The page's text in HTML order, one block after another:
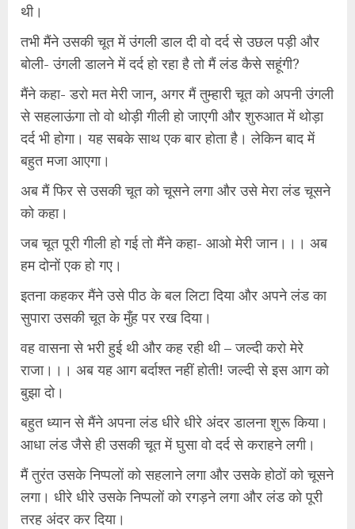
थी।
तभी मैंने उसकी चूत में उंगली डाल दी वो दर्द से उछल पड़ी और
बोली- उंगली डालने में दर्द हो रहा है तो मैं लंड कैसे सहूंगी?
मैंने कहा- डरो मत मेरी जान, अगर मैं तुम्हारी चूत को अपनी उंगली
से सहलाऊंगा तो वो थोड़ी गीली हो जाएगी और शुरुआत में थोड़ा
दर्द भी होगा। यह सबके साथ एक बार होता है। लेकिन बाद में
बहुत मजा आएगा।
अब मैं फिर से उसकी चूत को चूसने लगा और उसे मेरा लंड चूसने
को कहा।
जब चूत पूरी गीली हो गई तो मैंने कहा- आओ मेरी जान।।। अब
हम दोनों एक हो गए।
इतना कहकर मैंने उसे पीठ के बल लिटा दिया और अपने लंड का
सुपारा उसकी चूत के मुँह पर रख दिया।
वह वासना से भरी हुई थी और कह रही थी – जल्दी करो मेरे
राजा।।। अब यह आग बर्दाश्त नहीं होती! जल्दी से इस आग को
बुझा दो।
बहुत ध्यान से मैंने अपना लंड धीरे धीरे अंदर डालना शुरू किया।
आधा लंड जैसे ही उसकी चूत में घुसा वो दर्द से कराहने लगी।
मैं तुरंत उसके निप्पलों को सहलाने लगा और उसके होठों को चूसने
लगा। धीरे धीरे उसके निप्पलों को रगड़ने लगा और लंड को पूरी
तरह अंदर कर दिया।